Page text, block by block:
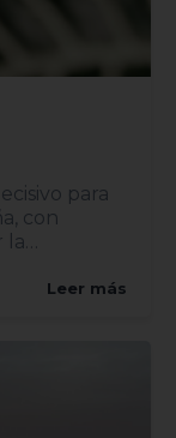
para
con
la
Leer más